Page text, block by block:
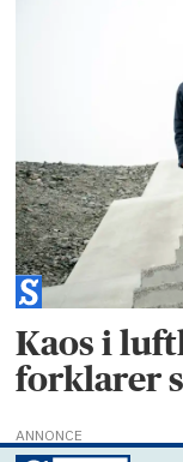
Kaos i
forklarer
ANNONCE